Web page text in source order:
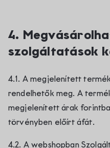
4.
szolgáltatások
4.1. A megjelenített
rendelhetők meg. A
megjelenített árak
törvényben előírt áfát.
4.2. A webshopban